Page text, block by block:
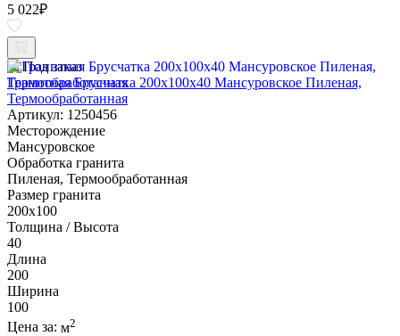
5 022₽
Под заказ
Гранитная Брусчатка 200х100x40 Мансуровское Пиленая,
Термообработанная
Артикул: 1250456
Месторождение
Мансуровское
Обработка гранита
Пиленая, Термообработанная
Размер гранита
200х100
Толщина / Высота
40
Длина
200
Ширина
100
Цена за: м2